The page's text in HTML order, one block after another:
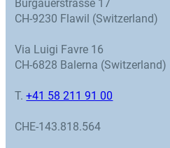
Burgauerstrasse 17
CH-9230 Flawil (Switzerland)
Via Luigi Favre 16
CH-6828 Balerna (Switzerland)
T.+41 58 211 91 00
CHE-143.818.564